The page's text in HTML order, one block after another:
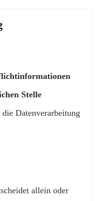
Stelle
Datenverarbeitung
allein oder